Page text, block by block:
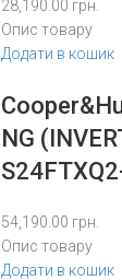
28,190.00 грн.
Опис товару
Додати в кошик
NG
54,190.00 грн.
Опис товару
Додати в кошик